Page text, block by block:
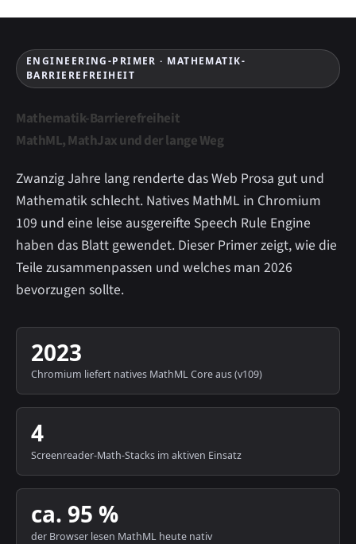
ENGINEERING-PRIMER · MATHEMATIK-
BARRIEREFREIHEIT
Mathematik-Barrierefreiheit
MathML, MathJax und der lange Weg
Zwanzig Jahre lang renderte das Web Prosa gut und
Mathematik schlecht. Natives MathML in Chromium
109 und eine leise ausgereifte Speech Rule Engine
haben das Blatt gewendet. Dieser Primer zeigt, wie die
Teile zusammenpassen und welches man 2026
bevorzugen sollte.
2023
Chromium liefert natives MathML Core aus (v109)
4
Screenreader-Math-Stacks im aktiven Einsatz
ca. 95 %
der Browser lesen MathML heute nativ